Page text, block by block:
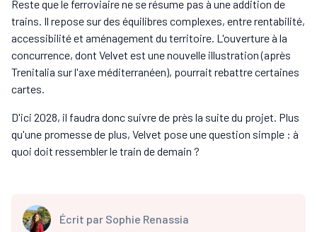
Reste que le ferroviaire ne se résume pas à une addition de
trains. Il repose sur des équilibres complexes, entre rentabilité,
accessibilité et aménagement du territoire. L'ouverture à la
concurrence, dont Velvet est une nouvelle illustration (après
Trenitalia sur l'axe méditerranéen), pourrait rebattre certaines
cartes.
D'ici 2028, il faudra donc suivre de près la suite du projet. Plus
qu'une promesse de plus, Velvet pose une question simple : à
quoi doit ressembler le train de demain ?
Écrit par Sophie Renassia